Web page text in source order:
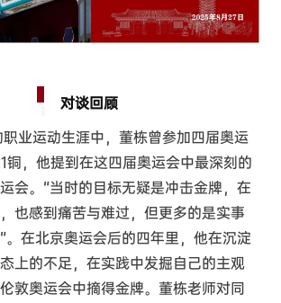
对谈回顾
业运动生涯中，董栋曾参加四届奥运
铜，他提到在这四届奥运会中最深刻的
会。“当时的目标无疑是冲击金牌，在
也感到痛苦与难过，但更多的是实事
。在北京奥运会后的四年里，他在沉淀
上的不足，在实践中发掘自己的主观
敦奥运会中摘得金牌。董栋老师对同